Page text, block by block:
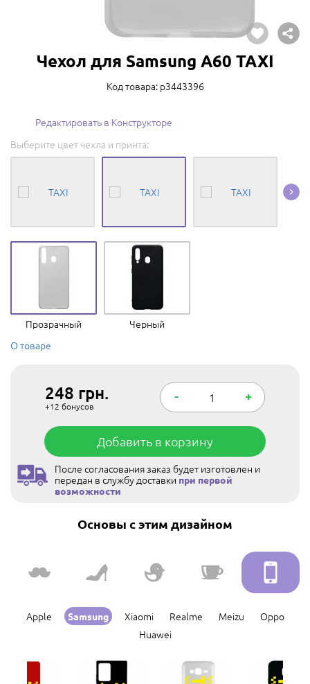
Чехол для Samsung A60 TAXI
Код товара: p3443396
Редактировать в Конструкторе
Выберите цвет чехла и принта:
Прозрачный
Черный
О товаре
248 грн.
+12 бонусов
- +
Добавить в корзину
После согласования заказ будет изготовлен и
передан в службу доставки при первой
возможности
Основы с этим дизайном
Apple Samsung Xiaomi Realme Meizu
Oppo
Huawei